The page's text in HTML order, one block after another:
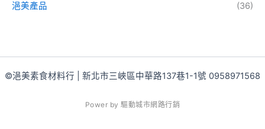
浥美產品
(36)
©浥美素食材料行 | 新北市三峽區中華路137巷1-1號 0958971568
Power by 驅動城市網路行銷